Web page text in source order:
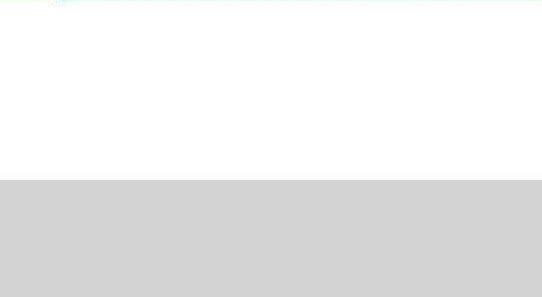
de tela